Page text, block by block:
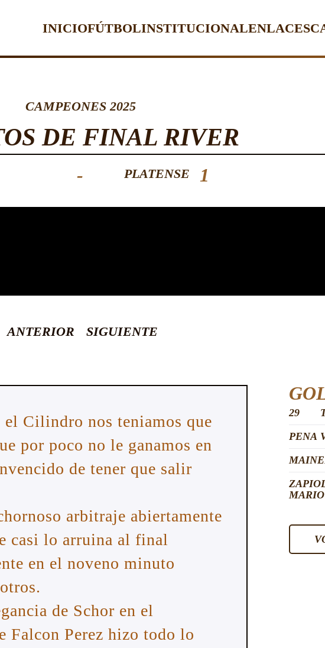
INICIOFÚTBOLINSTITUCIONALENLACES
CAMPEONES 2025
DE FINAL RIVER
- PLATENSE 1
ANTERIOR SIGUIENTE
Cilindro nos teniamos que
por poco no le ganamos en
de tener que salir
arbitraje abiertamente
casi lo arruina al final
en el noveno minuto
de Schor en el
Falcon Perez hizo todo lo
29
PENA